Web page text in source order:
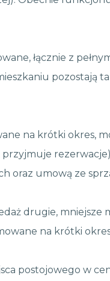
łącznie z
pozostają
na krótki okres,
przyjmuje
oraz umową ze
drugie, mniejsze
na krótki
postojowego w